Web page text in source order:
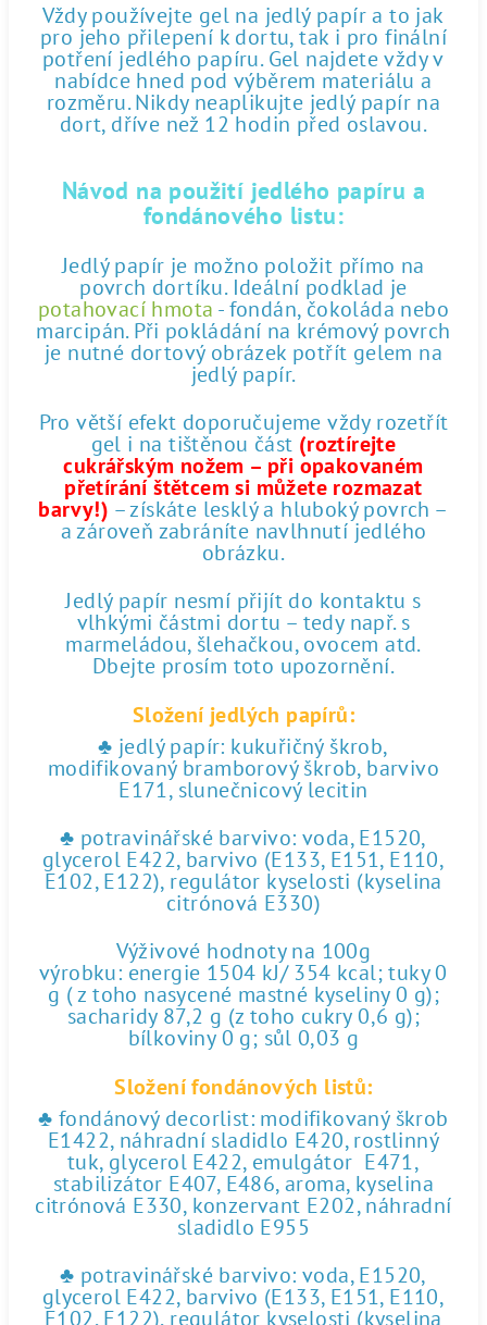
Vždy používejte gel na jedlý papír a to jak
pro jeho přilepení k dortu, tak i pro finální
potření jedlého papíru. Gel najdete vždy v
nabídce hned pod výběrem materiálu a
rozměru. Nikdy neaplikujte jedlý papír na
dort, dříve než 12 hodin před oslavou.
Návod na použití jedlého papíru a
fondánového listu:
Jedlý papír je možno položit přímo na
povrch dortíku. Ideální podklad je
potahovací hmota - fondán, čokoláda nebo
marcipán. Při pokládání na krémový povrch
je nutné dortový obrázek potřít gelem na
jedlý papír.
Pro větší efekt doporučujeme vždy rozetřít
gel i na tištěnou část (roztírejte
cukrářským nožem – při opakovaném
přetírání štětcem si můžete rozmazat
barvy!) – získáte lesklý a hluboký povrch –
a zároveň zabráníte navlhnutí jedlého
obrázku.
Jedlý papír nesmí přijít do kontaktu s
vlhkými částmi dortu – tedy např. s
marmeládou, šlehačkou, ovocem atd.
Dbejte prosím toto upozornění.
Složení jedlých papírů:
♣ jedlý papír: kukuřičný škrob,
modifikovaný bramborový škrob, barvivo
E171, slunečnicový lecitin
♣ potravinářské barvivo: voda, E1520,
glycerol E422, barvivo (E133, E151, E110,
E102, E122), regulátor kyselosti (kyselina
citrónová E330)
Výživové hodnoty na 100g
výrobku: energie 1504 kJ/ 354 kcal; tuky 0
g ( z toho nasycené mastné kyseliny 0 g);
sacharidy 87,2 g (z toho cukry 0,6 g);
bílkoviny 0 g; sůl 0,03 g
Složení fondánových listů:
♣ fondánový decorlist: modifikovaný škrob
E1422, náhradní sladidlo E420, rostlinný
tuk, glycerol E422, emulgátor E471,
stabilizátor E407, E486, aroma, kyselina
citrónová E330, konzervant E202, náhradní
sladidlo E955
♣ potravinářské barvivo: voda, E1520,
glycerol E422, barvivo (E133, E151, E110,
E102, E122), regulátor kyselosti (kyselina